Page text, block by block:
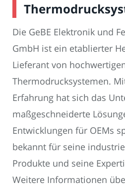
Die GeBE Elektronik und
GmbH ist ein etablierter
Lieferant von
Thermodrucksystemen.
Erfahrung hat sich das
maßgeschneiderte
Entwicklungen für OEMs
bekannt für seine
Produkte und seine
Weitere Informationen